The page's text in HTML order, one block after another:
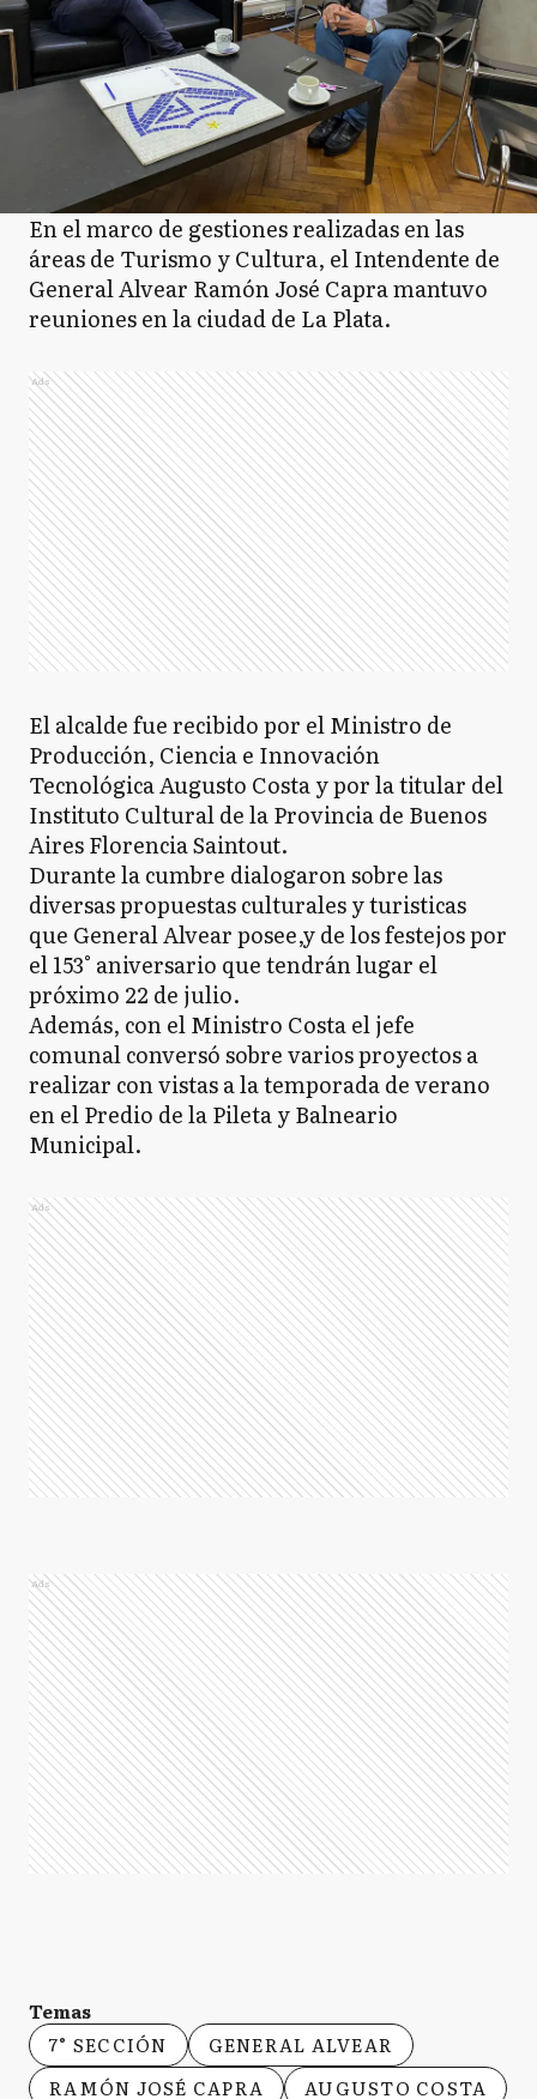
En el marco de gestiones realizadas en las
áreas de Turismo y Cultura, el Intendente de
General Alvear Ramón José Capra mantuvo
reuniones en la ciudad de La Plata.
Ads
El alcalde fue recibido por el Ministro de
Producción, Ciencia e Innovación
Tecnológica Augusto Costa y por la titular del
Instituto Cultural de la Provincia de Buenos
Aires Florencia Saintout.
Durante la cumbre dialogaron sobre las
diversas propuestas culturales y turisticas
que General Alvear posee,y de los festejos por
el 153° aniversario que tendrán lugar el
próximo 22 de julio.
Además, con el Ministro Costa el jefe
comunal conversó sobre varios proyectos a
realizar con vistas a la temporada de verano
en el Predio de la Pileta y Balneario
Municipal.
Ads
Ads
Temas
7° SECCIÓN
GENERAL ALVEAR
RAMÓN JOSÉ CAPRA
AUGUSTO COSTA